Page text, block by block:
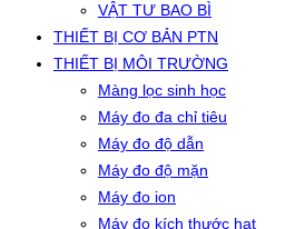
VẬT TƯ BAO BÌ
THIẾT BỊ CƠ BẢN PTN
THIẾT BỊ MÔI TRƯỜNG
Màng lọc sinh học
Máy đo đa chỉ tiêu
Máy đo độ dẫn
Máy đo độ mặn
Máy đo ion
Máy đo kích thước hạt